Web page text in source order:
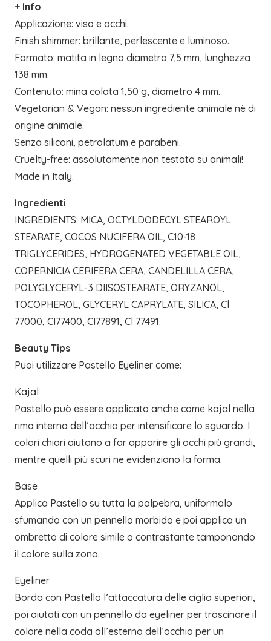
+ Info
Applicazione: viso e occhi.
Finish shimmer: brillante, perlescente e luminoso.
Formato: matita in legno diametro 7,5 mm, lunghezza
138 mm.
Contenuto: mina colata 1,50 g, diametro 4 mm.
Vegetarian & Vegan: nessun ingrediente animale nè di
origine animale.
Senza siliconi, petrolatum e parabeni.
Cruelty-free: assolutamente non testato su animali!
Made in Italy.
Ingredienti
INGREDIENTS: MICA, OCTYLDODECYL STEAROYL
STEARATE, COCOS NUCIFERA OIL, C10-18
TRIGLYCERIDES, HYDROGENATED VEGETABLE OIL,
COPERNICIA CERIFERA CERA, CANDELILLA CERA,
POLYGLYCERYL-3 DIISOSTEARATE, ORYZANOL,
TOCOPHEROL, GLYCERYL CAPRYLATE, SILICA, Cl
77000, CI77400, CI77891, Cl 77491.
Beauty Tips
Puoi utilizzare Pastello Eyeliner come:
Kajal
Pastello può essere applicato anche come kajal nella
rima interna dell’occhio per intensificare lo sguardo. I
colori chiari aiutano a far apparire gli occhi più grandi,
mentre quelli più scuri ne evidenziano la forma.
Base
Applica Pastello su tutta la palpebra, uniformalo
sfumando con un pennello morbido e poi applica un
ombretto di colore simile o contrastante tamponando
il colore sulla zona.
Eyeliner
Borda con Pastello l’attaccatura delle ciglia superiori,
poi aiutati con un pennello da eyeliner per trascinare il
colore nella coda all’esterno dell’occhio per un